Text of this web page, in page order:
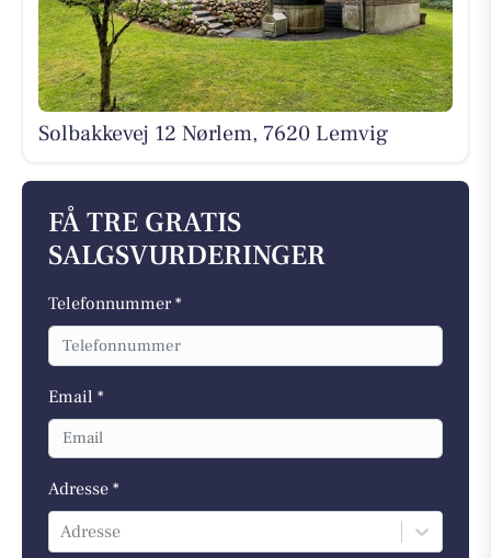
Solbakkevej 12 Nørlem, 7620 Lemvig
FÅ TRE GRATIS
SALGSVURDERINGER
Telefonnummer *
Email *
Adresse *
Adresse